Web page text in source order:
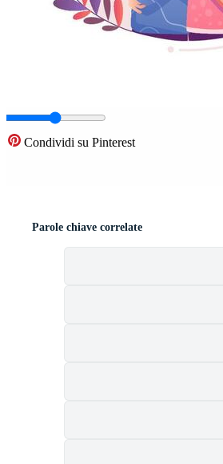
Condividi su Pinterest
Parole chiave correlate